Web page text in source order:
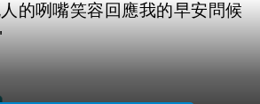
的咧嘴笑容回應我的早安問候